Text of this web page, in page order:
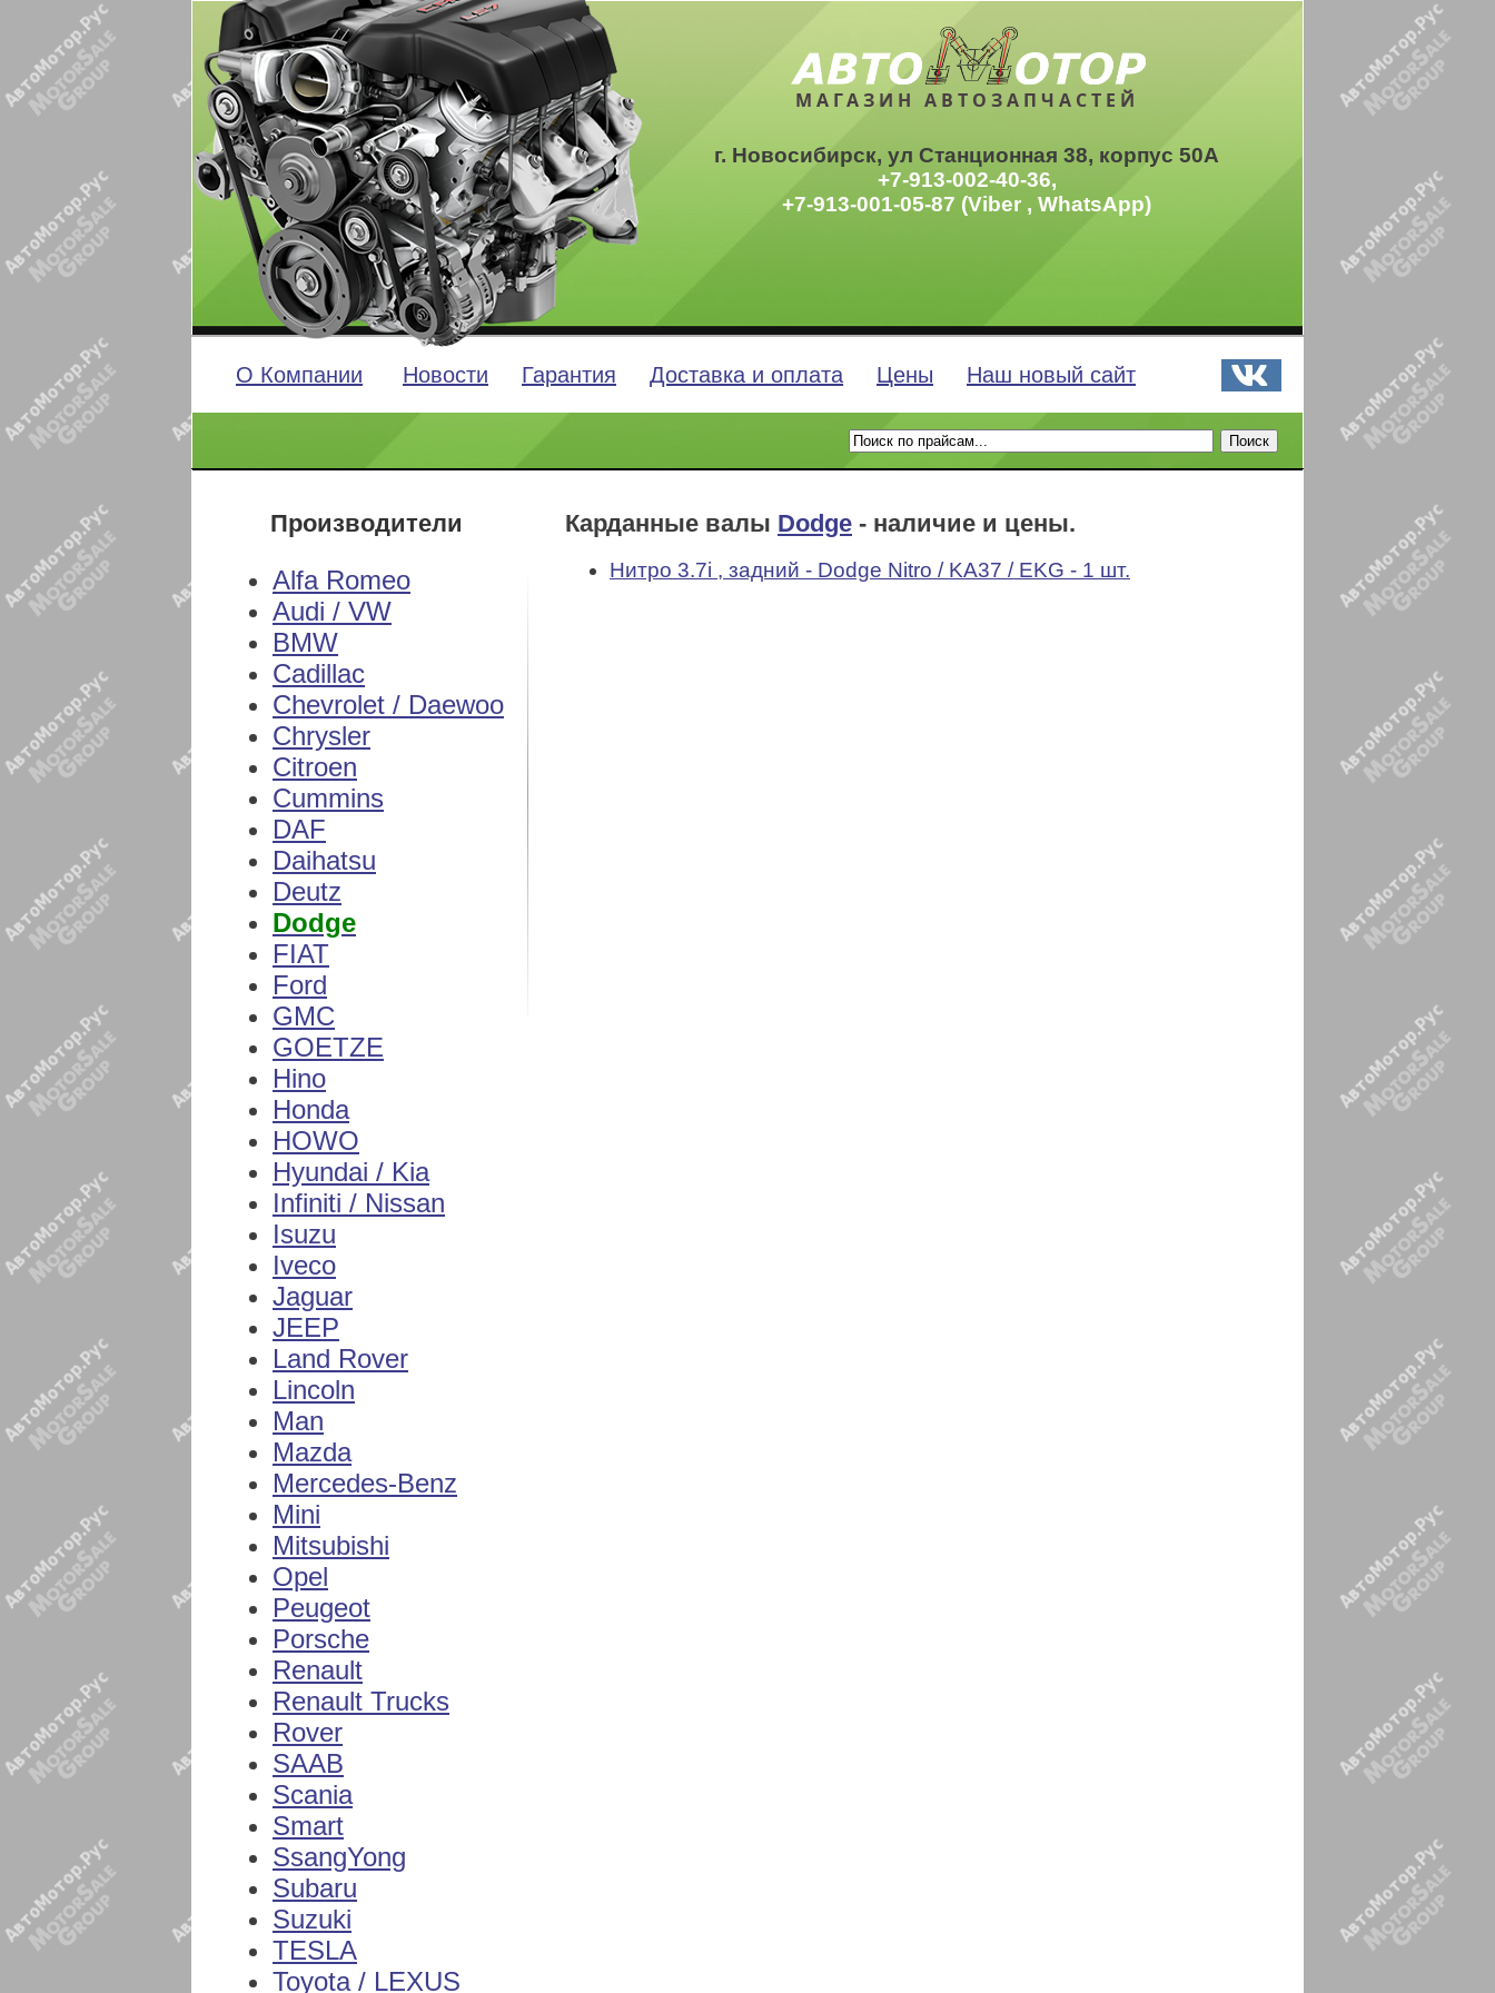
МАГАЗИН АВТОЗАПЧАСТЕЙ
г. Новосибирск, ул Станционная 38, корпус 50А
+7-913-002-40-36,
+7-913-001-05-87 (Viber , WhatsApp)
О Компании Новости Гарантия Доставка и оплата Цены Наш новый сайт
Производители
Alfa Romeo
Audi / VW
BMW
Cadillac
Chevrolet / Daewoo
Chrysler
Citroen
Cummins
DAF
Daihatsu
Deutz
Dodge
FIAT
Ford
GMC
GOETZE
Hino
Honda
HOWO
Hyundai / Kia
Infiniti / Nissan
Isuzu
Iveco
Jaguar
JEEP
Land Rover
Lincoln
Man
Mazda
Mercedes-Benz
Mini
Mitsubishi
Opel
Peugeot
Porsche
Renault
Renault Trucks
Rover
SAAB
Scania
Smart
SsangYong
Subaru
Suzuki
TESLA
Toyota / LEXUS
Карданные валы Dodge - наличие и цены.
Нитро 3.7i , задний - Dodge Nitro / KA37 / EKG - 1 шт.